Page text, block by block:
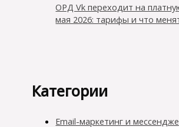
ОРД Vk переходит на
мая 2026: тарифы и что
Категории
Email-маркетинг и